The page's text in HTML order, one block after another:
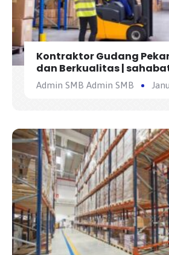
Kontraktor Gudang
dan Berkualitas |
bangunan
Admin SMB Admin SMB